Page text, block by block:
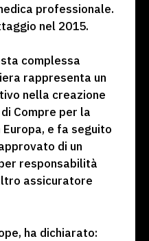
professionale.
nel 2015.
complessa
rappresenta un
nella creazione
Compre per la
e fa seguito
di un
responsabilità
assicuratore
ha dichiarato: